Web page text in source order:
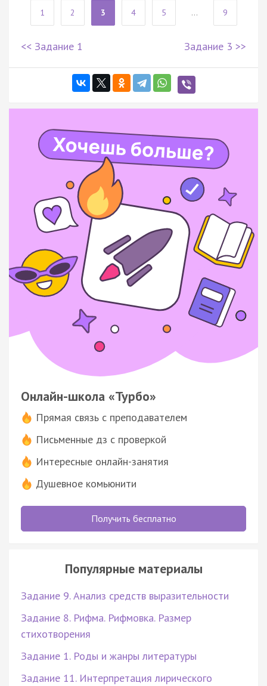
1 2 3 4 5 ... 9
<< Задание 1 Задание 3 >>
Онлайн-школа «Турбо»
Прямая связь с преподавателем
Письменные дз с проверкой
Интересные онлайн-занятия
Душевное комьюнити
Получить бесплатно
Популярные материалы
Задание 9. Анализ средств выразительности
Задание 8. Рифма. Рифмовка. Размер
стихотворения
Задание 1. Роды и жанры литературы
Задание 11. Интерпретация лирического